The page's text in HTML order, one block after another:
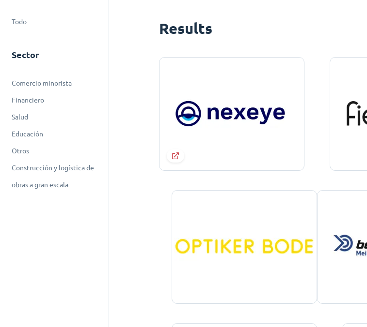
Todo
Sector
Comercio minorista
Financiero
Salud
Educación
Otros
Construcción y logística de
obras a gran escala
Results